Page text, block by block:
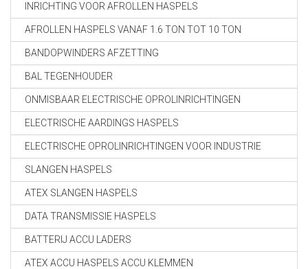
INRICHTING VOOR AFROLLEN HASPELS
AFROLLEN HASPELS VANAF 1.6 TON TOT 10 TON
BANDOPWINDERS AFZETTING
BAL TEGENHOUDER
ONMISBAAR ELECTRISCHE OPROLINRICHTINGEN
ELECTRISCHE AARDINGS HASPELS
ELECTRISCHE OPROLINRICHTINGEN VOOR INDUSTRIE
SLANGEN HASPELS
ATEX SLANGEN HASPELS
DATA TRANSMISSIE HASPELS
BATTERIJ ACCU LADERS
ATEX ACCU HASPELS ACCU KLEMMEN